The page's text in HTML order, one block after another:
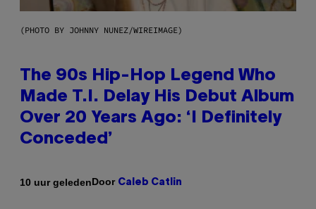
(PHOTO BY JOHNNY NUNEZ/WIREIMAGE)
The 90s Hip-Hop Legend Who
Made T.I. Delay His Debut Album
Over 20 Years Ago: ‘I Definitely
Conceded’
10 uur geledenDoor Caleb Catlin